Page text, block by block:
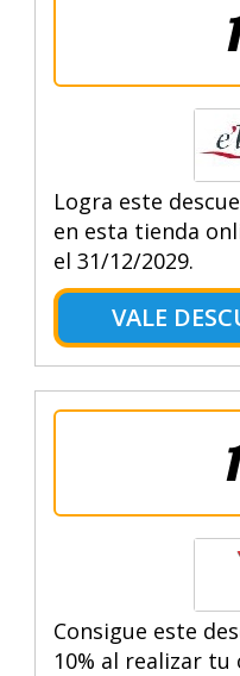
Logra este
en esta tienda
el 31/12/2029.
VALE
Consigue este
10% al realizar